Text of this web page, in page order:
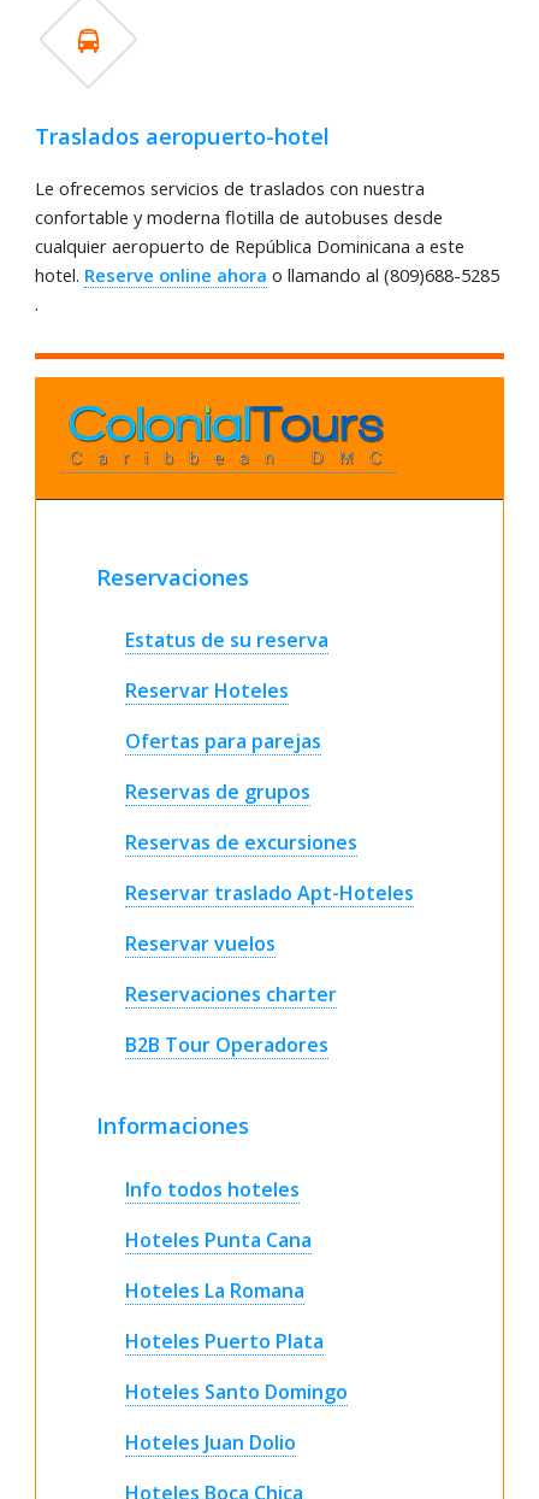
Traslados aeropuerto-hotel
Le ofrecemos servicios de traslados con nuestra
confortable y moderna flotilla de autobuses desde
cualquier aeropuerto de República Dominicana a este
hotel. Reserve online ahora o llamando al (809)688-5285
.
Reservaciones
Estatus de su reserva
Reservar Hoteles
Ofertas para parejas
Reservas de grupos
Reservas de excursiones
Reservar traslado Apt-Hoteles
Reservar vuelos
Reservaciones charter
B2B Tour Operadores
Informaciones
Info todos hoteles
Hoteles Punta Cana
Hoteles La Romana
Hoteles Puerto Plata
Hoteles Santo Domingo
Hoteles Juan Dolio
Hoteles Boca Chica